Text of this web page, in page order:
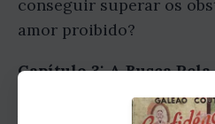
conseguir superar os
amor proibido?
Capítulo 3: A Busca
A busca pela liberdade é